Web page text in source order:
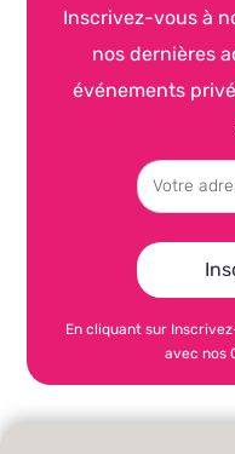
Inscrivez-vous à
nos dernières
événements
En cliquant sur
avec nos